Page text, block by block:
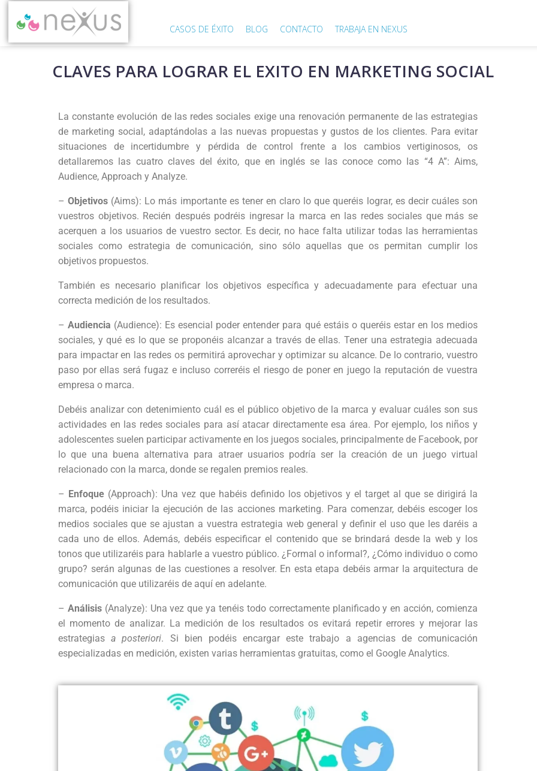
CASOS DE ÉXITO BLOG CONTACTO TRABAJA EN NEXUS
CLAVES PARA LOGRAR EL EXITO EN MARKETING SOCIAL
La constante evolución de las redes sociales exige una renovación permanente de las estrategias
de marketing social, adaptándolas a las nuevas propuestas y gustos de los clientes. Para evitar
situaciones de incertidumbre y pérdida de control frente a los cambios vertiginosos, os
detallaremos las cuatro claves del éxito, que en inglés se las conoce como las “4 A”: Aims,
Audience, Approach y Analyze.
–Objetivos (Aims): Lo más importante es tener en claro lo que queréis lograr, es decir cuáles son
vuestros objetivos. Recién después podréis ingresar la marca en las redes sociales que más se
acerquen a los usuarios de vuestro sector. Es decir, no hace falta utilizar todas las herramientas
sociales como estrategia de comunicación, sino sólo aquellas que os permitan cumplir los
objetivos propuestos.
También es necesario planificar los objetivos específica y adecuadamente para efectuar una
correcta medición de los resultados.
–Audiencia (Audience): Es esencial poder entender para qué estáis o queréis estar en los medios
sociales, y qué es lo que se proponéis alcanzar a través de ellas. Tener una estrategia adecuada
para impactar en las redes os permitirá aprovechar y optimizar su alcance. De lo contrario, vuestro
paso por ellas será fugaz e incluso correréis el riesgo de poner en juego la reputación de vuestra
empresa o marca.
Debéis analizar con detenimiento cuál es el público objetivo de la marca y evaluar cuáles son sus
actividades en las redes sociales para así atacar directamente esa área. Por ejemplo, los niños y
adolescentes suelen participar activamente en los juegos sociales, principalmente de Facebook, por
lo que una buena alternativa para atraer usuarios podría ser la creación de un juego virtual
relacionado con la marca, donde se regalen premios reales.
– Enfoque(Approach): Una vez que habéis definido los objetivos y el target al que se dirigirá la
marca, podéis iniciar la ejecución de las acciones marketing. Para comenzar, debéis escoger los
medios sociales que se ajustan a vuestra estrategia web general y definir el uso que les daréis a
cada uno de ellos. Además, debéis especificar el contenido que se brindará desde la web y los
tonos que utilizaréis para hablarle a vuestro público. ¿Formal o informal?, ¿Cómo individuo o como
grupo? serán algunas de las cuestiones a resolver. En esta etapa debéis armar la arquitectura de
comunicación que utilizaréis de aquí en adelante.
– Análisis(Analyze): Una vez que ya tenéis todo correctamente planificado y en acción, comienza
el momento de analizar. La medición de los resultados os evitará repetir errores y mejorar las
estrategiasa posteriori. Si bien podéis encargar este trabajo a agencias de comunicación
especializadas en medición, existen varias herramientas gratuitas, como el Google Analytics.